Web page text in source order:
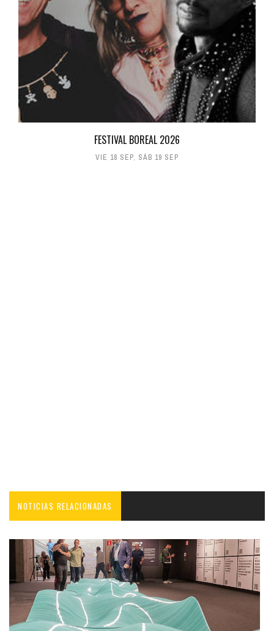
FESTIVAL BOREAL 2026
VIE 18 SEP, SÁB 19 SEP
NOTICIAS RELACIONADAS